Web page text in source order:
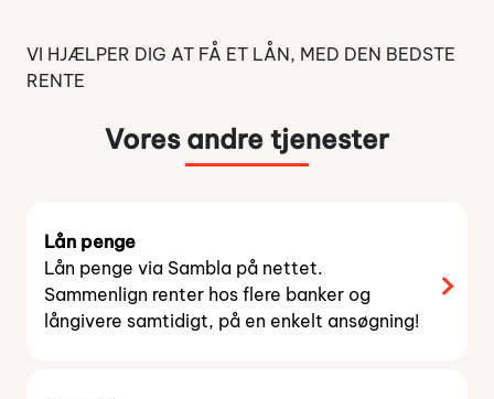
2028 til at indtaste dem. Du indtaster dem ved
at rette din årsopgørelse for det pågældende
år.
VI HJÆLPER DIG AT FÅ ET LÅN, MED DEN BEDSTE
RENTE
Vores andre tjenester
Lån penge
Lån penge via Sambla på nettet.
Sammenlign renter hos flere banker og
långivere samtidigt, på en enkelt ansøgning!